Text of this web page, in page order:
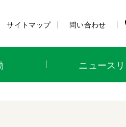
サイトマップ 問い合わせ
ニュース